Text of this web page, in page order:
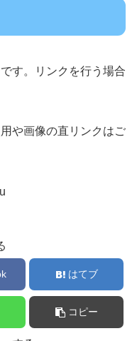
す。リンクを行う場合
や画像の直リンクはご
はてブ
コピー